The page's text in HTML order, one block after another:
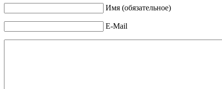
Имя (обязательное)
E-Mail